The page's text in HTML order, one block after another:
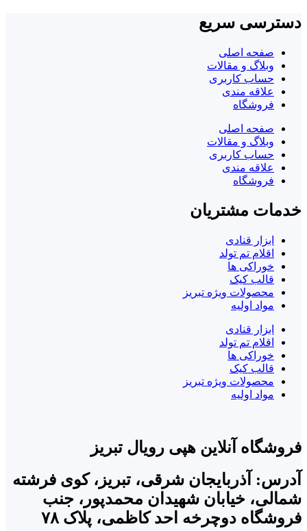
دسترسی سریع
صفحه اصلی
وبلاگ و مقالات
حساب کاربری
علاقه مندی
فروشگاه
صفحه اصلی
وبلاگ و مقالات
حساب کاربری
علاقه مندی
فروشگاه
خدمات مشتریان
ابزار قنادی
اقلام تم تولد
خوراکی ها
قالب کیک
محصولات ویژه تبریز
مواد اولیه
ابزار قنادی
اقلام تم تولد
خوراکی ها
قالب کیک
محصولات ویژه تبریز
مواد اولیه
فروشگاه آنلاین هپی رویال تبریز
آدرس: آذربایجان شرقی، تبریز، کوی فرشته
شمالی، خیابان شهیدان محمدپور، جنب
فروشگاه دوچرخه احد کاظمی، پلاک ۷۸